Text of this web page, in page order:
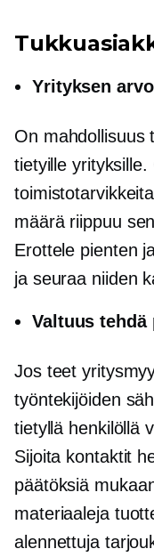
Yrityksen arvo
On mahdollisuus
tietyille
määrä riippuu
Erottele pienten
ja seuraa niiden
Valtuus tehdä
Jos teet
työntekijöiden
tietyllä henkilöllä
Sijoita kontaktit
päätöksiä
materiaaleja
alennettuja